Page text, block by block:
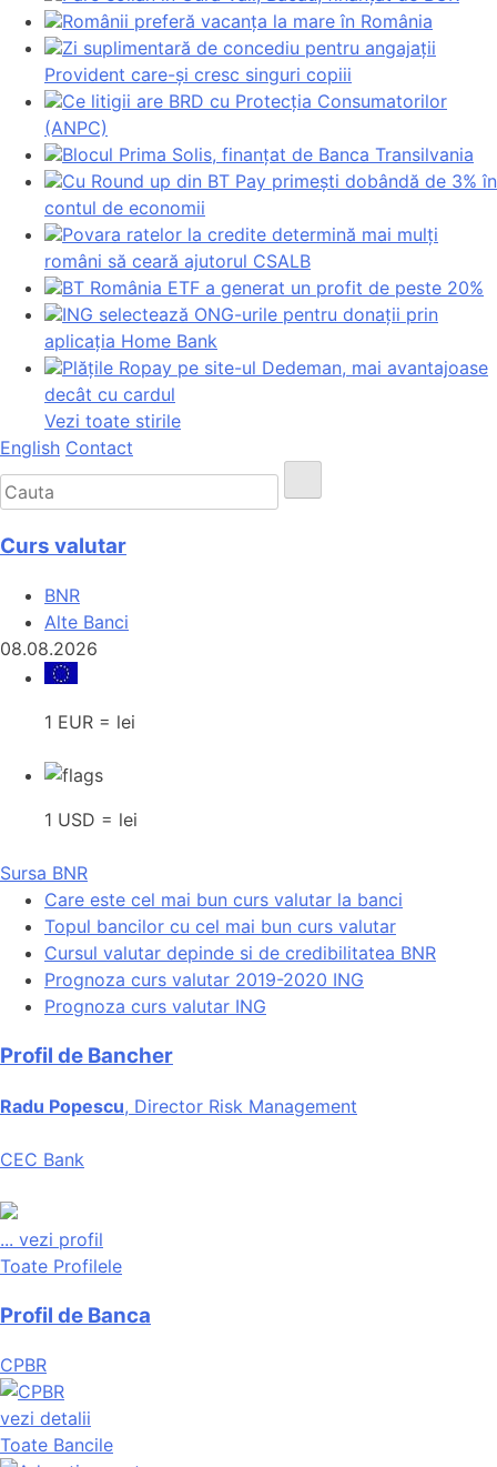
Românii preferă vacanța la mare în România
Zi suplimentară de concediu pentru angajații
Provident care-și cresc singuri copiii
Ce litigii are BRD cu Protecția Consumatorilor
(ANPC)
Blocul Prima Solis, finanțat de Banca Transilvania
Cu Round up din BT Pay primești dobândă de 3% în
contul de economii
Povara ratelor la credite determină mai mulți
români să ceară ajutorul CSALB
BT România ETF a generat un profit de peste 20%
ING selectează ONG-urile pentru donații prin
aplicația Home Bank
Plățile Ropay pe site-ul Dedeman, mai avantajoase
decât cu cardul
Vezi toate stirile
English Contact
Curs valutar
BNR
Alte Banci
08.08.2026
1 EUR = lei
1 USD = lei
Sursa BNR
Care este cel mai bun curs valutar la banci
Topul bancilor cu cel mai bun curs valutar
Cursul valutar depinde si de credibilitatea BNR
Prognoza curs valutar 2019-2020 ING
Prognoza curs valutar ING
Profil de Bancher
Radu Popescu, Director Risk Management
CEC Bank
... vezi profil
Toate Profilele
Profil de Banca
CPBR
vezi detalii
Toate Bancile